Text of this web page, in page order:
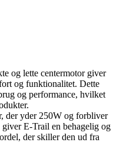
og lette centermotor giver
og funktionalitet. Dette
og performance, hvilket
der yder 250W og forbliver
E-Trail en behagelig og
der skiller den ud fra